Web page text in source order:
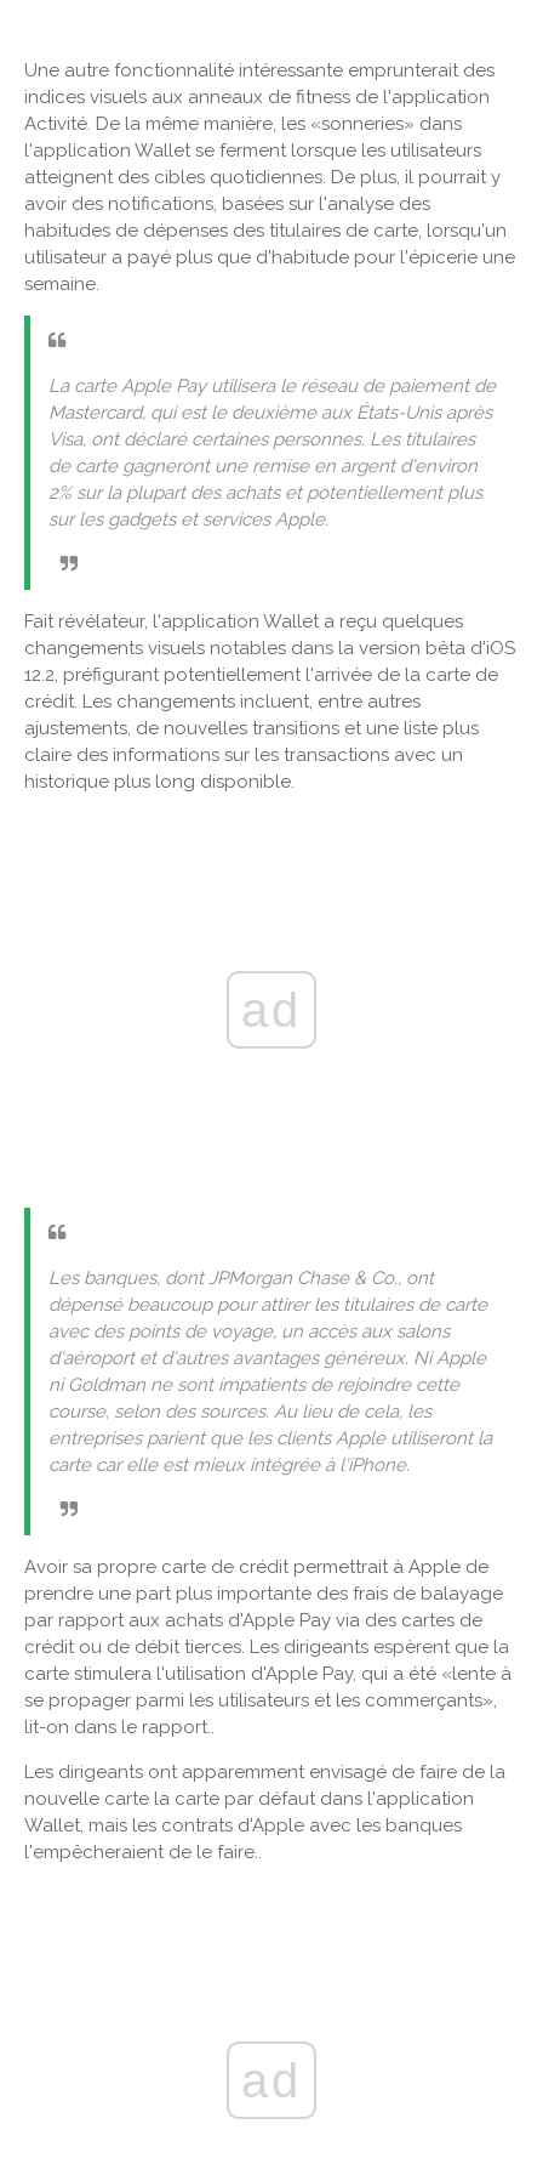
Une autre fonctionnalité intéressante emprunterait des
indices visuels aux anneaux de fitness de l'application
Activité. De la même manière, les «sonneries» dans
l'application Wallet se ferment lorsque les utilisateurs
atteignent des cibles quotidiennes. De plus, il pourrait y
avoir des notifications, basées sur l'analyse des
habitudes de dépenses des titulaires de carte, lorsqu'un
utilisateur a payé plus que d'habitude pour l'épicerie une
semaine.
La carte Apple Pay utilisera le réseau de paiement de
Mastercard, qui est le deuxième aux États-Unis après
Visa, ont déclaré certaines personnes. Les titulaires
de carte gagneront une remise en argent d'environ
2% sur la plupart des achats et potentiellement plus
sur les gadgets et services Apple.
Fait révélateur, l'application Wallet a reçu quelques
changements visuels notables dans la version bêta d'iOS
12.2, préfigurant potentiellement l'arrivée de la carte de
crédit. Les changements incluent, entre autres
ajustements, de nouvelles transitions et une liste plus
claire des informations sur les transactions avec un
historique plus long disponible.
ad
Les banques, dont JPMorgan Chase & Co., ont
dépensé beaucoup pour attirer les titulaires de carte
avec des points de voyage, un accès aux salons
d'aéroport et d'autres avantages généreux. Ni Apple
ni Goldman ne sont impatients de rejoindre cette
course, selon des sources. Au lieu de cela, les
entreprises parient que les clients Apple utiliseront la
carte car elle est mieux intégrée à l'iPhone.
Avoir sa propre carte de crédit permettrait à Apple de
prendre une part plus importante des frais de balayage
par rapport aux achats d'Apple Pay via des cartes de
crédit ou de débit tierces. Les dirigeants espèrent que la
carte stimulera l'utilisation d'Apple Pay, qui a été «lente à
se propager parmi les utilisateurs et les commerçants»,
lit-on dans le rapport..
Les dirigeants ont apparemment envisagé de faire de la
nouvelle carte la carte par défaut dans l'application
Wallet, mais les contrats d'Apple avec les banques
l'empêcheraient de le faire..
ad